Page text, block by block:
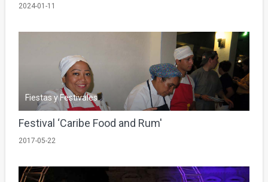
2024-01-11
Fiestas y Festivales
Festival ‘Caribe Food and Rum'
2017-05-22